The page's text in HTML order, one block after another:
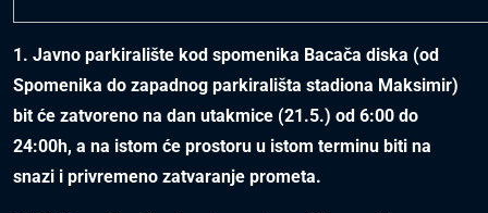
1. Javno parkiralište kod spomenika Bacača diska (od
Spomenika do zapadnog parkirališta stadiona Maksimir)
bit će zatvoreno na dan utakmice (21.5.) od 6:00 do
24:00h, a na istom će prostoru u istom terminu biti na
snazi i privremeno zatvaranje prometa.